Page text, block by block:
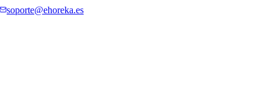
soporte@ehoreka.es